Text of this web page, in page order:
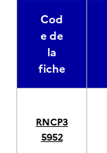
Cod
e de
la
fiche
RNCP3
5952